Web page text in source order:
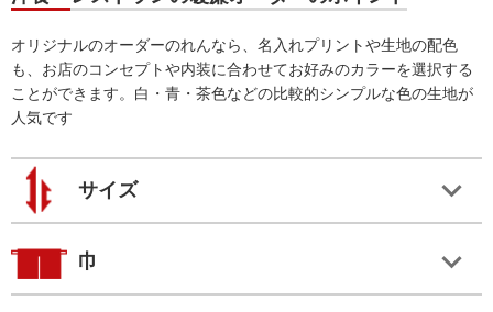
オリジナルのオーダーのれんなら、名入れプリントや生地の配色
も、お店のコンセプトや内装に合わせてお好みのカラーを選択する
ことができます。白・青・茶色などの比較的シンプルな色の生地が
人気です
サイズ
巾